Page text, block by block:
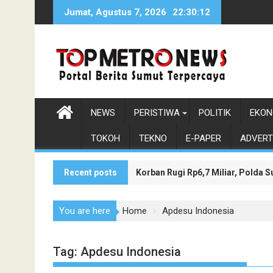
Jumat, Agustus 7, 2026 22:30:13
NEWS PERISTIWA POLITIK
TOKOH TEKNO E-PAPER
Recent posts Korban Rugi Rp6,7 Miliar, Polda
Wakil Bupati Asahan Dukung
You are here Home Apdesu Indonesia
Tag: Apdesu Indonesia